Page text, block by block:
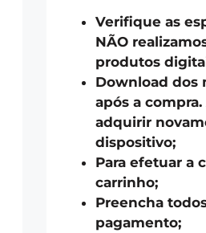
Verifique as
NÃO
produtos
Download dos
após a
adquirir
dispositivo;
Para efetuar a
carrinho;
Preencha
pagamento;